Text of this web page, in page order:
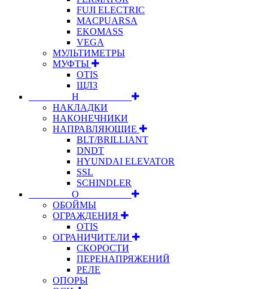
FUJI ELECTRIC
MACPUARSA
EKOMASS
VEGA
МУЛЬТИМЕТРЫ
МУФТЫ
OTIS
ЩЛЗ
⠀⠀⠀⠀⠀⠀Н⠀⠀⠀⠀⠀⠀⠀
НАКЛАДКИ
НАКОНЕЧНИКИ
НАПРАВЛЯЮЩИЕ
BLT/BRILLIANT
DNDT
HYUNDAI ELEVATOR
SSL
SCHINDLER
⠀⠀⠀⠀⠀⠀О⠀⠀⠀⠀⠀⠀⠀
ОБОЙМЫ
ОГРАЖДЕНИЯ
OTIS
ОГРАНИЧИТЕЛИ
СКОРОСТИ
ПЕРЕНАПРЯЖЕНИЙ
РЕЛЕ
ОПОРЫ